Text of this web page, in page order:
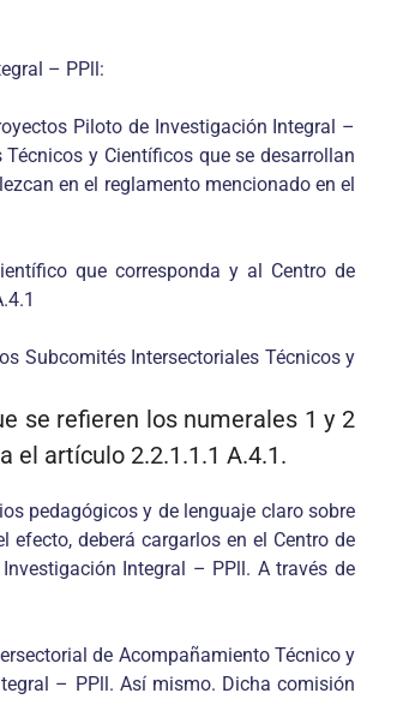
– PPll:
Piloto de Investigación Integral –
y Científicos que se desarrollan
en el reglamento mencionado en el
que corresponda y al Centro de
Subcomités Intersectoriales Técnicos y
se refieren los numerales 1 y 2
el artículo 2.2.1.1.1 A.4.1.
pedagógicos y de lenguaje claro sobre
deberá cargarlos en el Centro de
Integral – PPll. A través de
de Acompañamiento Técnico y
– PPll. Así mismo. Dicha comisión